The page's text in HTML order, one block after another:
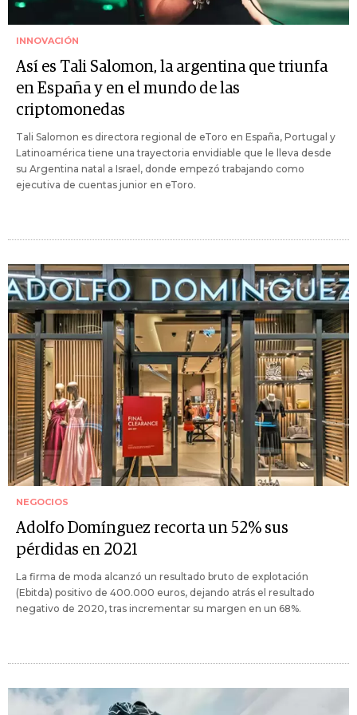
INNOVACIÓN
Así es Tali Salomon, la argentina que triunfa
en España y en el mundo de las
criptomonedas
Tali Salomon es directora regional de eToro en España, Portugal y
Latinoamérica tiene una trayectoria envidiable que le lleva desde
su Argentina natal a Israel, donde empezó trabajando como
ejecutiva de cuentas junior en eToro.
NEGOCIOS
Adolfo Domínguez recorta un 52% sus
pérdidas en 2021
La firma de moda alcanzó un resultado bruto de explotación
(Ebitda) positivo de 400.000 euros, dejando atrás el resultado
negativo de 2020, tras incrementar su margen en un 68%.